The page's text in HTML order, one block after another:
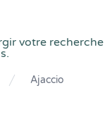
votre recherche
Ajaccio